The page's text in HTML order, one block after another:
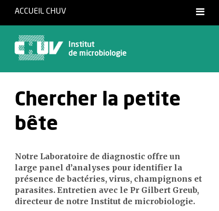
ACCUEIL CHUV
Français
Institut
de microbiologie
Chercher la petite
bête
Notre Laboratoire de diagnostic offre un
large panel d’analyses pour identifier la
présence de bactéries, virus, champignons et
parasites. Entretien avec le Pr Gilbert Greub,
directeur de notre Institut de microbiologie.